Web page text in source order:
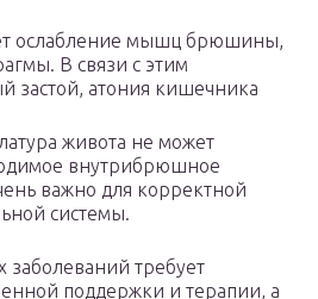
ослабление мышц брюшины,
В связи с этим
застой, атония кишечника
живота не может
внутрибрюшное
важно для корректной
системы.
заболеваний требует
поддержки и терапии, а